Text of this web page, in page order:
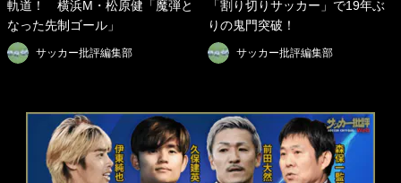
軌道！ 横浜M・松原健「魔弾と
なった先制ゴール」
サッカー批評編集部
「割り切りサッカー」で19年ぶ
りの鬼門突破！
サッカー批評編集部